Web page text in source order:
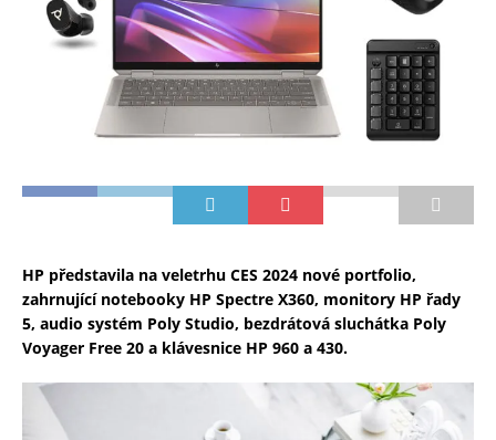
HP představila na veletrhu CES 2024 nové portfolio,
zahrnující notebooky HP Spectre X360, monitory HP řady
5, audio systém Poly Studio, bezdrátová sluchátka Poly
Voyager Free 20 a klávesnice HP 960 a 430.